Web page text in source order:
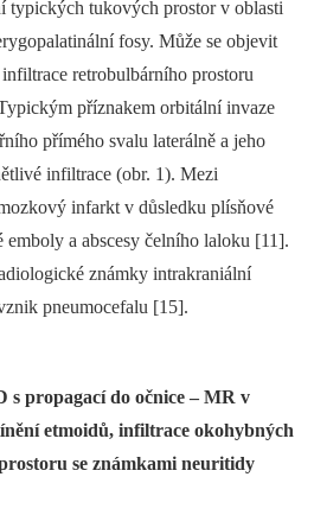
typických tukových prostor v oblasti
fosy. Může se objevit
retrobulbárního prostoru
příznakem orbitální invaze
přímého svalu laterálně a jeho
infiltrace (obr. 1). Mezi
infarkt v důsledku plísňové
a abscesy čelního laloku [11].
známky intrakraniální
pneumocefalu [15].
s propagací do očnice – MR v
etmoidů, infiltrace okohybných
se známkami neuritidy